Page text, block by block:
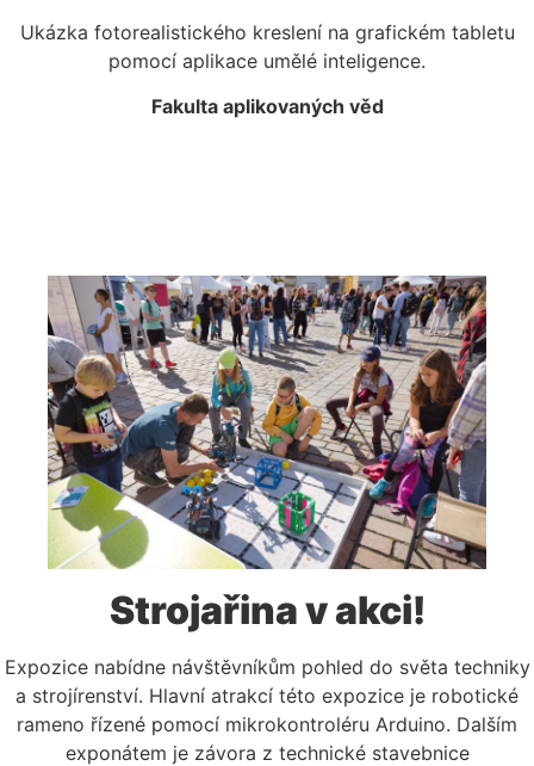
Ukázka fotorealistického kreslení na grafickém tabletu
pomocí aplikace umělé inteligence.
Fakulta aplikovaných věd
Strojařina v akci!
Expozice nabídne návštěvníkům pohled do světa techniky
a strojírenství. Hlavní atrakcí této expozice je robotické
rameno řízené pomocí mikrokontroléru Arduino. Dalším
exponátem je závora z technické stavebnice